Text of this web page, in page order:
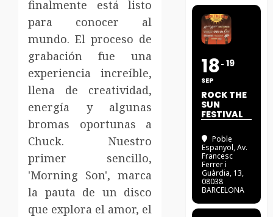
finalmente está listo
para conocer al
mundo. El proceso de
grabación fue una
experiencia increíble,
llena de creatividad,
energía y algunas
bromas oportunas a
Chuck. Nuestro
primer sencillo,
'Morning Son', marca
la pauta de un disco
que explora el amor, el
18
SEP
19
ROCK THE
SUN
FESTIVAL
Poble
Espanyol, Av.
Francesc
Ferrer i
Guàrdia, 13,
08038
BARCELONA